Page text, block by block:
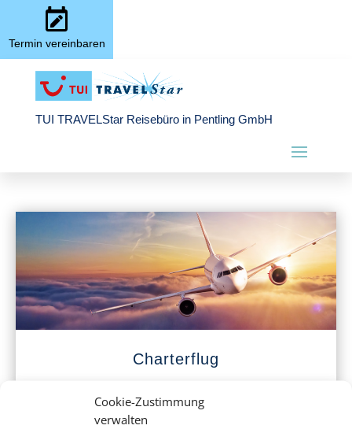
Cookie-Zustimmung
verwalten
Termin vereinbaren
TUI TRAVELStar Reisebüro in Pentling GmbH
Charterflug